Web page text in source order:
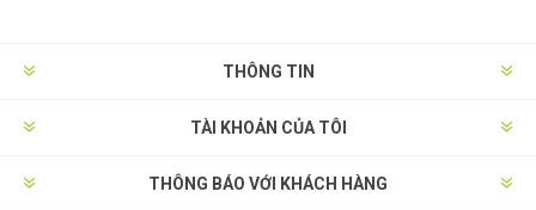
THÔNG TIN
TÀI KHOẢN CỦA TÔI
THÔNG BÁO VỚI KHÁCH HÀNG